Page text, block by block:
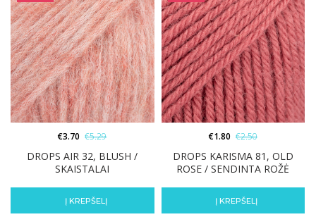
DROPS AIR 32, BLUSH /
SKAISTALAI
€3.70 €5.29
Į KREPŠELĮ
DROPS KARISMA 81, OLD
ROSE / SENDINTA ROŽĖ
€1.80 €2.50
Į KREPŠELĮ